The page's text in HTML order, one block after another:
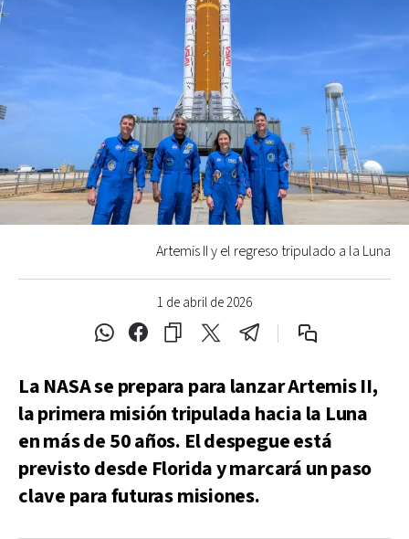
1 de abril de 2026
Artemis II y el regreso tripulado a la Luna
La NASA se prepara para lanzar Artemis II,
la primera misión tripulada hacia la Luna
en más de 50 años. El despegue está
previsto desde Florida y marcará un paso
clave para futuras misiones.